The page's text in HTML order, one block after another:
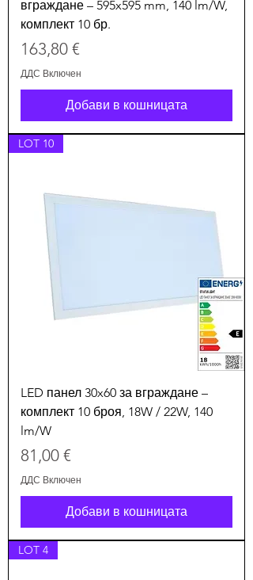
вграждане – 595x595 mm, 140 lm/W,
комплект 10 бр.
Цена
163,80 €
ДДС Включен
Добави в кошницата
LOT 10
LED панел 30x60 за вграждане –
комплект 10 броя, 18W / 22W, 140
lm/W
Цена
81,00 €
ДДС Включен
Добави в кошницата
LOT 4